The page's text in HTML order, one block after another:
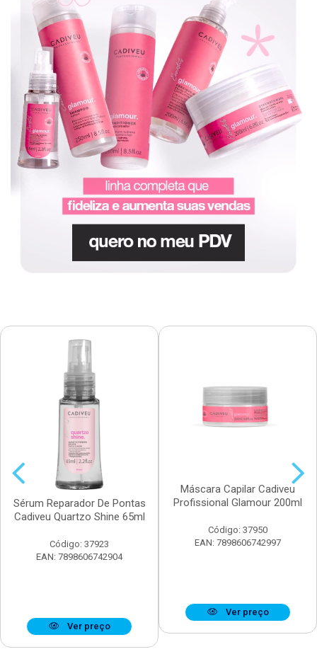
Sérum Reparador De Pontas
Cadiveu Quartzo Shine 65ml
Código: 37923
EAN: 7898606742904
Ver preço
Máscara Capilar Cadiveu
Profissional Glamour 200ml
Código: 37950
EAN: 7898606742997
Ver preço